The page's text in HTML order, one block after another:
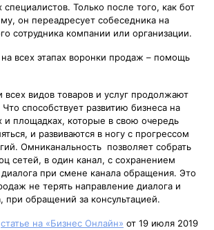
Только после того, как бот
он переадресует собеседника на
сотрудника компании или организации.
всех этапах воронки продаж – помощь
видов товаров и услуг продолжают
способствует развитию бизнеса на
и площадках, которые в свою очередь
и развиваются в ногу с прогрессом
Омниканальность позволяет собрать
сетей, в один канал, с сохранением
при смене канала обращения. Это
не терять направление диалога и
при обращений за консультацией.
статье на «Бизнес Онлайн» от 19 июля 2019